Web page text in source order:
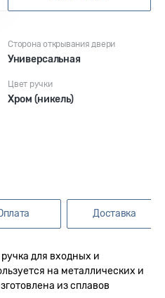
Сторона открывания двери
Универсальная
Цвет ручки
Хром (никель)
Доставка
для входных и
на металлических и
из сплавов